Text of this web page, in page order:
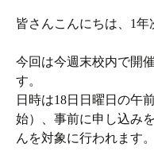
皆さんこんにちは、1年
今回は今週末校内で開
す。
日時は18日日曜日の午
始）、事前に申し込み
んを対象に行われます。